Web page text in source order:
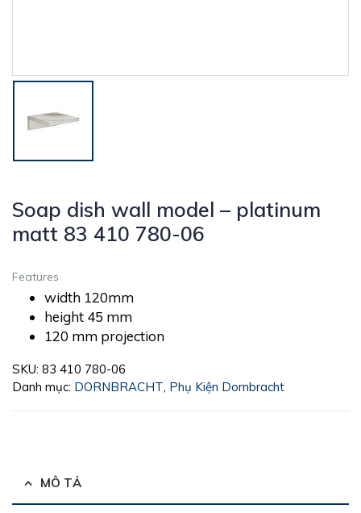
Soap dish wall model – platinum
matt 83 410 780-06
Features
width 120mm
height 45 mm
120 mm projection
SKU: 83 410 780-06
Danh mục: DORNBRACHT Phụ Kiện Dornbracht
MÔ TẢ